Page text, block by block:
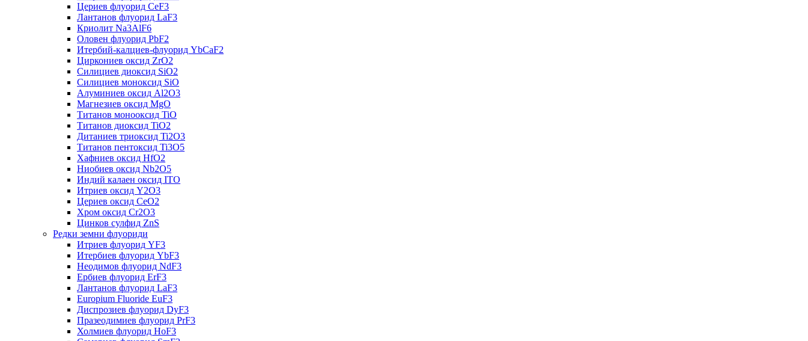
Цериев флуорид CeF3
Лантанов флуорид LaF3
Криолит Na3AlF6
Оловен флуорид PbF2
Итербий-калциев-флуорид YbCaF2
Циркониев оксид ZrO2
Силициев диоксид SiO2
Силициев моноксид SiO
Алуминиев оксид Al2O3
Магнезиев оксид MgO
Титанов монооксид TiO
Титанов диоксид TiO2
Дитаниев триоксид Ti2O3
Титанов пентоксид Ti3O5
Хафниев оксид HfO2
Ниобиев оксид Nb2O5
Индий калаен оксид ITO
Итриев оксид Y2O3
Цериев оксид CeO2
Хром оксид Cr2O3
Цинков сулфид ZnS
Редки земни флуориди
Итриев флуорид YF3
Итербиев флуорид YbF3
Неодимов флуорид NdF3
Ербиев флуорид ErF3
Лантанов флуорид LaF3
Europium Fluoride EuF3
Диспрозиев флуорид DyF3
Празеодимиев флуорид PrF3
Холмиев флуорид HoF3